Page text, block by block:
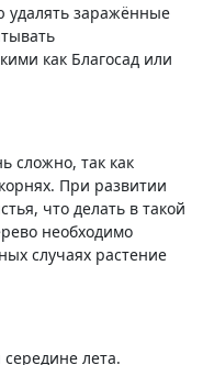
удалять заражённые
как Благосад или
сложно, так как
При развитии
что делать в такой
необходимо
случаях растение
лета.